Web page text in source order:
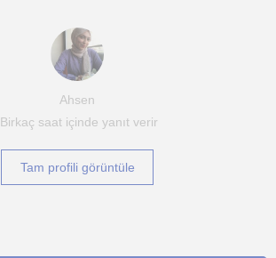
Ahsen
Birkaç saat içinde yanıt verir
Tam profili görüntüle